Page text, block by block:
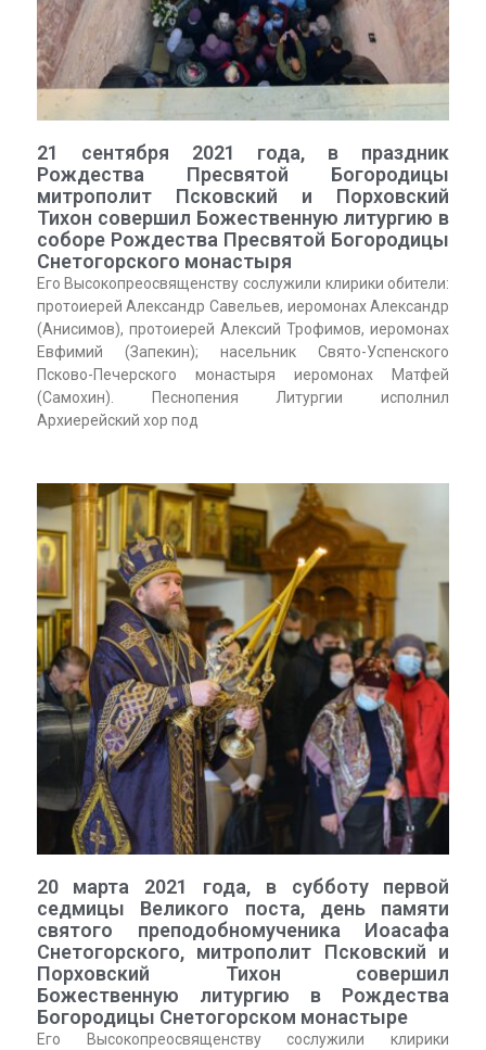
21 сентября 2021 года, в праздник
Рождества Пресвятой Богородицы
митрополит Псковский и Порховский
Тихон совершил Божественную литургию в
соборе Рождества Пресвятой Богородицы
Снетогорского монастыря
Его Высокопреосвященству сослужили клирики обители:
протоиерей Александр Савельев, иеромонах Александр
(Анисимов), протоиерей Алексий Трофимов, иеромонах
Евфимий (Запекин); насельник Свято-Успенского
Псково-Печерского монастыря иеромонах Матфей
(Самохин). Песнопения Литургии исполнил
Архиерейский хор под
20 марта 2021 года, в субботу первой
седмицы Великого поста, день памяти
святого преподобномученика Иоасафа
Снетогорского, митрополит Псковский и
Порховский Тихон совершил
Божественную литургию в Рождества
Богородицы Снетогорском монастыре
Его Высокопреосвященству сослужили клирики